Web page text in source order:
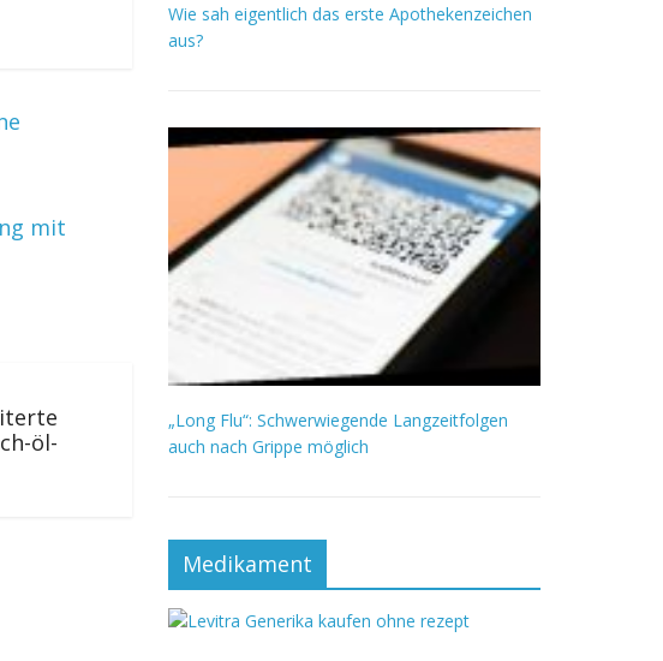
mit
öl-
Wie sah eigentlich das erste Apothekenzeichen
aus?
„Long Flu“: Schwerwiegende Langzeitfolgen
auch nach Grippe möglich
Medikament